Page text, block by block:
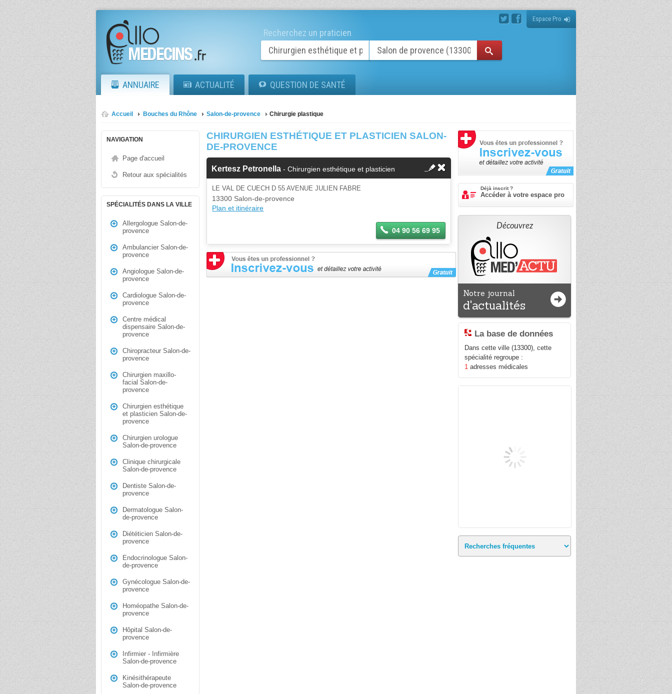
Espace Pro
Recherchez un praticien
ANNUAIRE ACTUALITÉ QUESTION DE SANTÉ
Accueil Bouches du Rhône Salon-de-provence Chirurgie plastique
NAVIGATION
Page d'accueil
Retour aux spécialités
SPÉCIALITÉS DANS LA VILLE
Allergologue Salon-de-
provence
Ambulancier Salon-de-
provence
Angiologue Salon-de-
provence
Cardiologue Salon-de-
provence
Centre médical
dispensaire Salon-de-
provence
Chiropracteur Salon-de-
provence
Chirurgien maxillo-
facial Salon-de-
provence
Chirurgien esthétique
et plasticien Salon-de-
provence
Chirurgien urologue
Salon-de-provence
Clinique chirurgicale
Salon-de-provence
Dentiste Salon-de-
provence
Dermatologue Salon-
de-provence
Diététicien Salon-de-
provence
Endocrinologue Salon-
de-provence
Gynécologue Salon-de-
provence
Homéopathe Salon-de-
provence
Hôpital Salon-de-
provence
Infirmier - Infirmière
Salon-de-provence
Kinésithérapeute
Salon-de-provence
CHIRURGIEN ESTHÉTIQUE ET PLASTICIEN SALON-
DE-PROVENCE
Kertesz Petronella - Chirurgien esthétique et plasticien
LE VAL DE CUECH D 55 AVENUE JULIEN FABRE
13300 Salon-de-provence
Plan et itinéraire
04 90 56 69 95
Déjà inscrit ?
Accéder à votre espace pro
Découvrez
Notre journal
d'actualités
La base de données
Dans cette ville (13300), cette
spécialité regroupe :
1 adresses médicales